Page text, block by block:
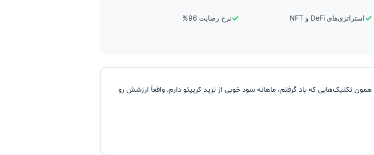
✓استراتژی‌های DeFi و NFT ✓نرخ رضایت 96%
تکنیک‌هایی که یاد گرفتم، ماهانه سود خوبی از ترید کریپتو دارم. واقعاً ارزشش رو